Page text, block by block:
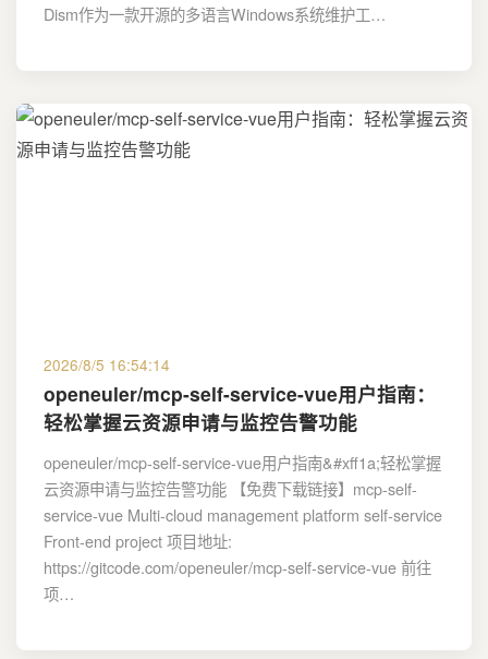
Dism作为一款开源的多语言Windows系统维护工…
2026/8/5 16:54:14
openeuler/mcp-self-service-vue用户指南：
轻松掌握云资源申请与监控告警功能
openeuler/mcp-self-service-vue用户指南&#xff1a;轻松掌握
云资源申请与监控告警功能 【免费下载链接】mcp-self-
service-vue Multi-cloud management platform self-service
Front-end project 项目地址:
https://gitcode.com/openeuler/mcp-self-service-vue 前往
项…